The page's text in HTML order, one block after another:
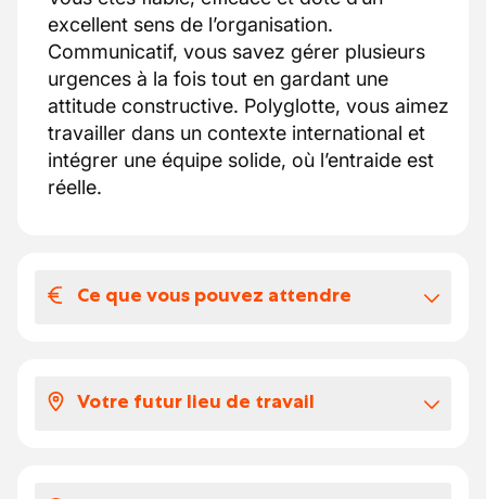
excellent sens de l’organisation.
Communicatif, vous savez gérer plusieurs
urgences à la fois tout en gardant une
attitude constructive. Polyglotte, vous aimez
travailler dans un contexte international et
intégrer une équipe solide, où l’entraide est
réelle.
Ce que vous pouvez attendre
La rémunération est attractive et adaptée
primes éventuelles selon les périodes de
Votre futur lieu de travail